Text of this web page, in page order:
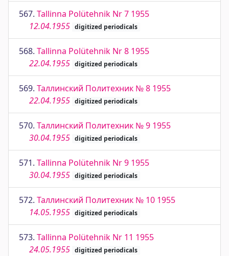
567. Tallinna Polütehnik Nr 7 1955
12.04.1955 digitized periodicals
568. Tallinna Polütehnik Nr 8 1955
22.04.1955 digitized periodicals
569. Таллинский Политехник № 8 1955
22.04.1955 digitized periodicals
570. Таллинский Политехник № 9 1955
30.04.1955 digitized periodicals
571. Tallinna Polütehnik Nr 9 1955
30.04.1955 digitized periodicals
572. Таллинский Политехник № 10 1955
14.05.1955 digitized periodicals
573. Tallinna Polütehnik Nr 11 1955
24.05.1955 digitized periodicals